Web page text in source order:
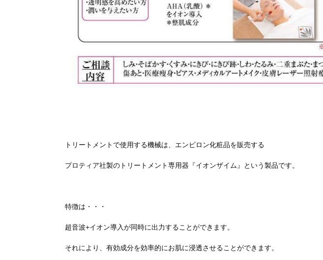
トリートメントで使用する機械は、エンビロン化粧品を販売する
プロティア社製のトリートメント専用器『イオンザイム』という製品です。
特徴は・・・
超音波+イオン導入が同時に出力することができます。
それにより、有効成分を効率的にお肌に浸透させることができます。